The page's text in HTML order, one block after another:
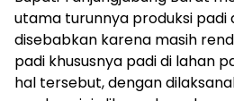
utama turunnya produksi padi
disebabkan karena masih
padi khususnya padi di lahan
hal tersebut, dengan